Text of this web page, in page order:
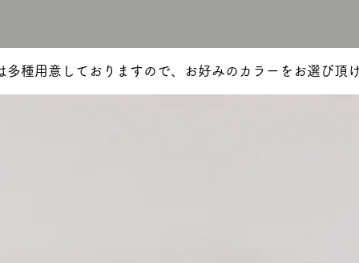
多種用意しておりますので、お好みのカラーをお選び頂